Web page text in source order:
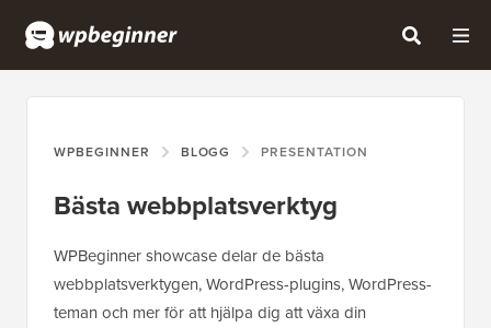
WPBEGINNER BLOGG PRESENTATION
Bästa webbplatsverktyg
WPBeginner showcase delar de bästa
webbplatsverktygen, WordPress-plugins, WordPress-
teman och mer för att hjälpa dig att växa din